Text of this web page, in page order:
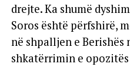
drejte. Ka shumë
Soros është përfshirë,
në shpalljen e Berishës
shkatërrimin e opozitës